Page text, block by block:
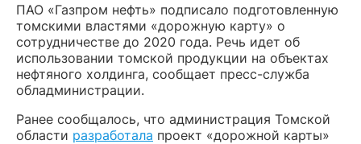
ПАО «Газпром нефть» подписало подготовленную
томскими властями «дорожную карту» о
сотрудничестве до 2020 года. Речь идет об
использовании томской продукции на объектах
нефтяного холдинга, сообщает пресс-служба
обладминистрации.
Ранее сообщалось, что администрация Томской
области разработала проект «дорожной карты»